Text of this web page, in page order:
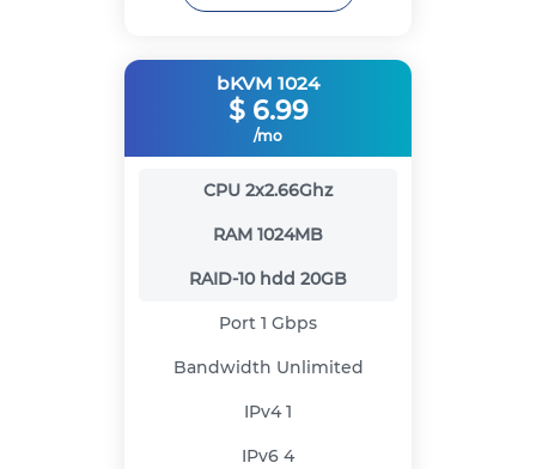
bKVM 1024
$ 6.99
/mo
CPU 2x2.66Ghz
RAM 1024MB
RAID-10 hdd 20GB
Port 1 Gbps
Bandwidth Unlimited
IPv41
IPv6 4